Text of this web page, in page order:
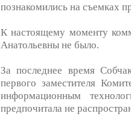
познакомились на съемках
К настоящему моменту
Анатольевны не было.
За последнее время
первого заместителя
информационным
предпочитала не